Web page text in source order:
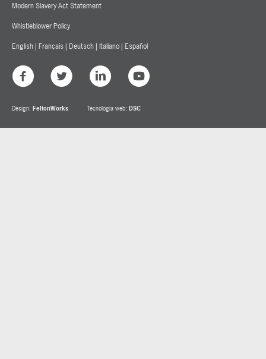
Modern Slavery Act Statement
Whistleblower Policy
English | Français | Deutsch | Italiano | Español
Design: FeltonWorks Tecnologia web: DSC